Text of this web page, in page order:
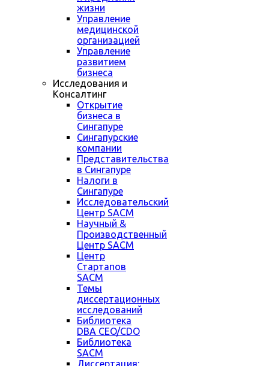
жизни
Управление
медицинской
организацией
Управление
развитием
бизнеса
Исследования и
Консалтинг
Открытие
бизнеса в
Сингапуре
Сингапурские
компании
Представительства
в Сингапуре
Налоги в
Сингапуре
Исследовательский
Центр SACM
Научный &
Производственный
Центр SACM
Центр
Стартапов
SACM
Темы
диссертационных
исследований
Библиотека
DBA CEO/CDO
Библиотека
SACM
Диссертация: